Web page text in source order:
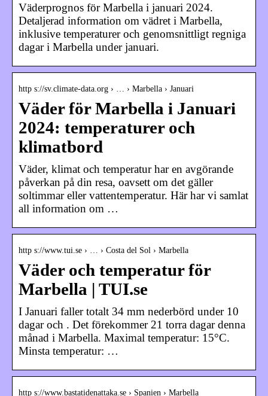
Väderprognos för Marbella i januari 2024.
Detaljerad information om vädret i Marbella,
inklusive temperaturer och genomsnittligt regniga
dagar i Marbella under januari.
http s://sv.climate-data.org › … › Marbella › Januari
Väder för Marbella i Januari
2024: temperaturer och
klimatbord
Väder, klimat och temperatur har en avgörande
påverkan på din resa, oavsett om det gäller
soltimmar eller vattentemperatur. Här har vi samlat
all information om …
http s://www.tui.se › … › Costa del Sol › Marbella
Väder och temperatur för
Marbella | TUI.se
I Januari faller totalt 34 mm nederbörd under 10
dagar och . Det förekommer 21 torra dagar denna
månad i Marbella. Maximal temperatur: 15°C.
Minsta temperatur: …
http s://www.bastatidenattaka.se › Spanien › Marbella